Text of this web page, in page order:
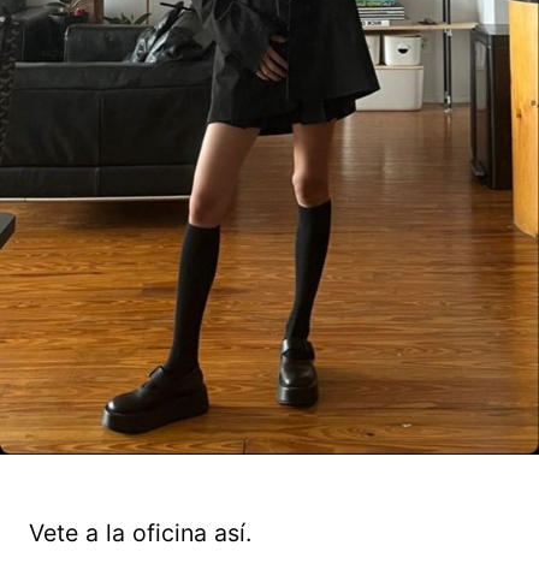
Vete a la oficina así.